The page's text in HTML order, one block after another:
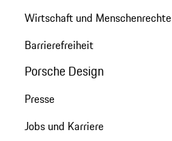
Wirtschaft und Menschenrechte
Barrierefreiheit
Porsche Design
Presse
Jobs und Karriere